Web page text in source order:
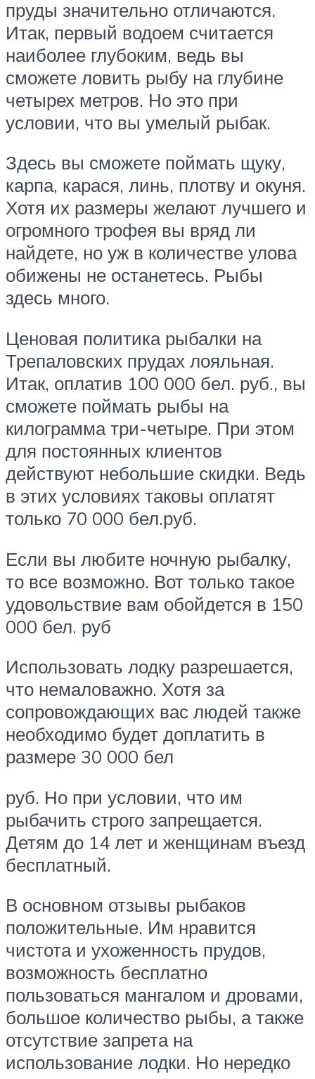
пруды значительно отличаются.
Итак, первый водоем считается
наиболее глубоким, ведь вы
сможете ловить рыбу на глубине
четырех метров. Но это при
условии, что вы умелый рыбак.
Здесь вы сможете поймать щуку,
карпа, карася, линь, плотву и окуня.
Хотя их размеры желают лучшего и
огромного трофея вы вряд ли
найдете, но уж в количестве улова
обижены не останетесь. Рыбы
здесь много.
Ценовая политика рыбалки на
Трепаловских прудах лояльная.
Итак, оплатив 100 000 бел. руб., вы
сможете поймать рыбы на
килограмма три-четыре. При этом
для постоянных клиентов
действуют небольшие скидки. Ведь
в этих условиях таковы оплатят
только 70 000 бел.руб.
Если вы любите ночную рыбалку,
то все возможно. Вот только такое
удовольствие вам обойдется в 150
000 бел. руб
Использовать лодку разрешается,
что немаловажно. Хотя за
сопровождающих вас людей также
необходимо будет доплатить в
размере 30 000 бел
руб. Но при условии, что им
рыбачить строго запрещается.
Детям до 14 лет и женщинам въезд
бесплатный.
В основном отзывы рыбаков
положительные. Им нравится
чистота и ухоженность прудов,
возможность бесплатно
пользоваться мангалом и дровами,
большое количество рыбы, а также
отсутствие запрета на
использование лодки. Но нередко